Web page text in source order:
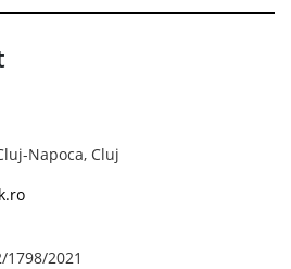
Napoca, Cluj
2021